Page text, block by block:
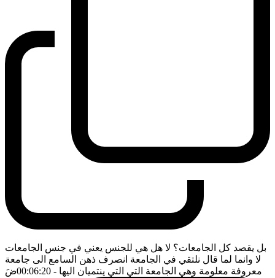
بل يقصد كل الجامعات؟ لا هل هي للجنس يعني في جنس الجامعات
لا وانما لما قال نلتقي في الجامعة انصرف ذهن السامع الى جامعة
معروفة معلومة وهي الجامعة التي التي ينتميان اليها - 00:06:20 ضَ